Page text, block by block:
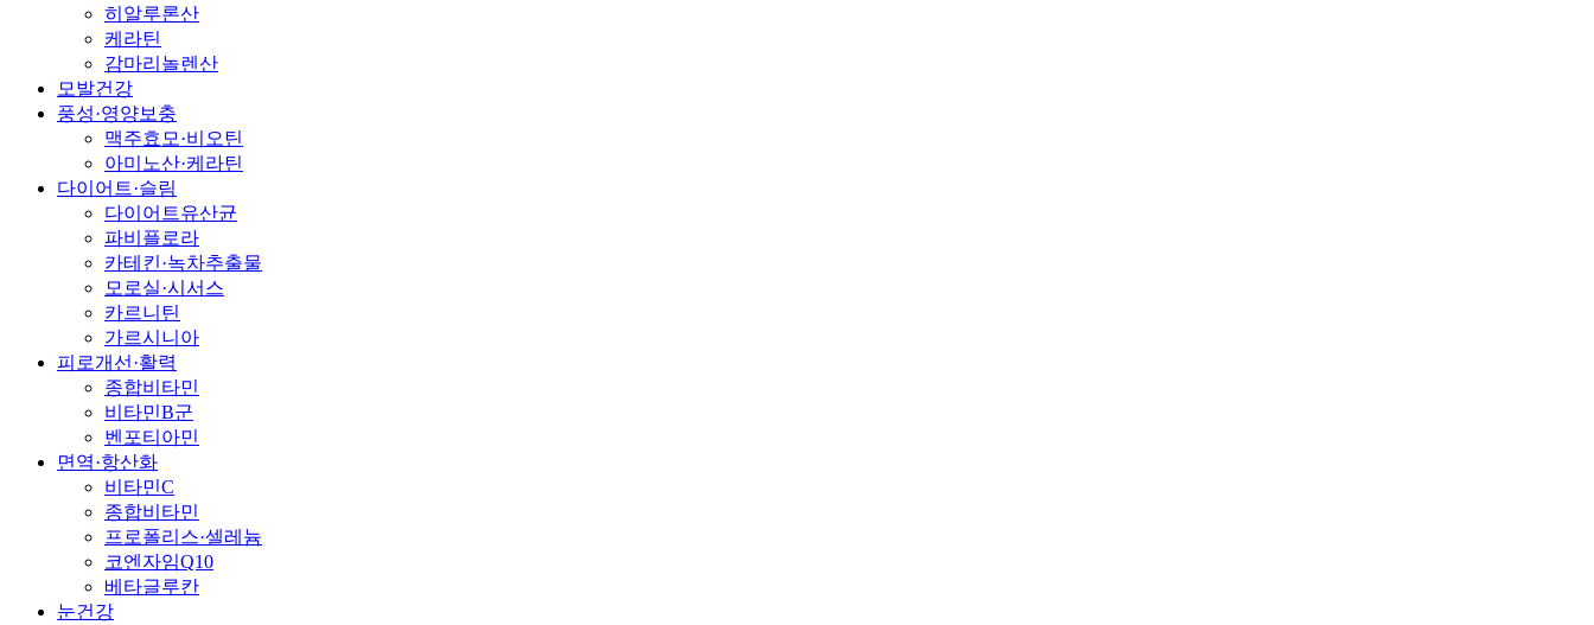
히알루론산
케라틴
감마리놀렌산
모발건강
풍성·영양보충
맥주효모·비오틴
아미노산·케라틴
다이어트·슬림
다이어트유산균
파비플로라
카테킨·녹차추출물
모로실·시서스
카르니틴
가르시니아
피로개선·활력
종합비타민
비타민B군
벤포티아민
면역·항산화
비타민C
종합비타민
프로폴리스·셀레늄
코엔자임Q10
베타글루칸
눈건강